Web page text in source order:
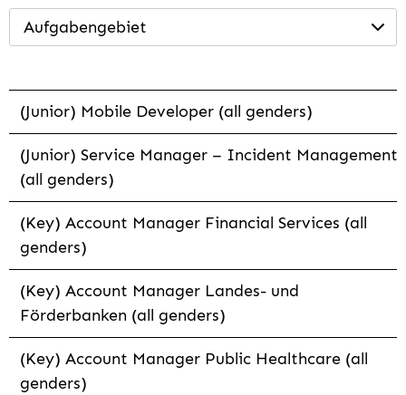
Aufgabengebiet
(Junior) Mobile Developer (all genders)
(Junior) Service Manager – Incident Management
(all genders)
(Key) Account Manager Financial Services (all
genders)
(Key) Account Manager Landes- und
Förderbanken (all genders)
(Key) Account Manager Public Healthcare (all
genders)